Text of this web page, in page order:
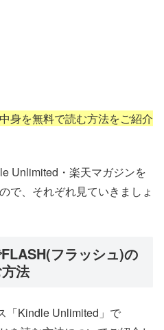
身を無料で読む方法をご紹介
Unlimited・楽天マガジンを
で、それぞれ見ていきましょ
フラッシュ)の
法
「Kindle Unlimited」で